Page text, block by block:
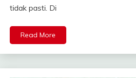
tidak pasti. Di
Read More